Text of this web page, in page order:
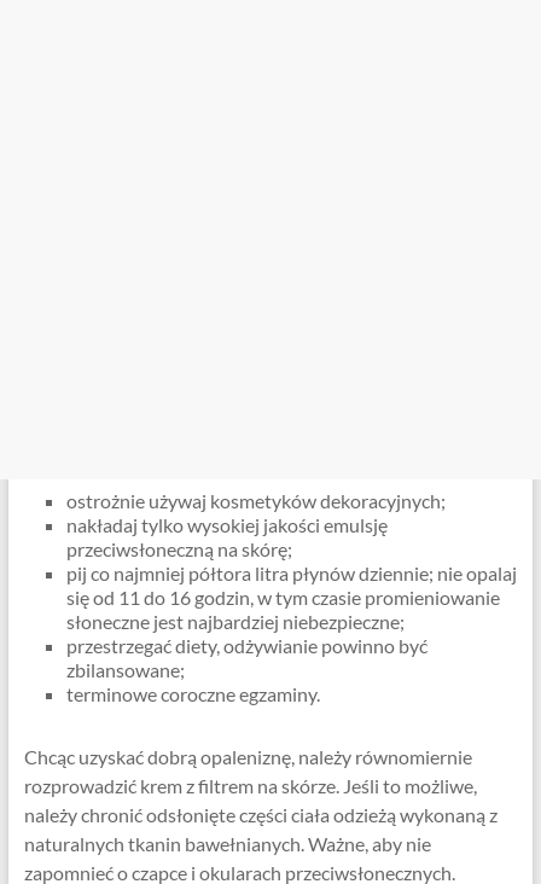
ostrożnie używaj kosmetyków dekoracyjnych;
nakładaj tylko wysokiej jakości emulsję
przeciwsłoneczną na skórę;
pij co najmniej półtora litra płynów dziennie; nie opalaj
się od 11 do 16 godzin, w tym czasie promieniowanie
słoneczne jest najbardziej niebezpieczne;
przestrzegać diety, odżywianie powinno być
zbilansowane;
terminowe coroczne egzaminy.
Chcąc uzyskać dobrą opaleniznę, należy równomiernie
rozprowadzić krem ​​z filtrem na skórze. Jeśli to możliwe,
należy chronić odsłonięte części ciała odzieżą wykonaną z
naturalnych tkanin bawełnianych. Ważne, aby nie
zapomnieć o czapce i okularach przeciwsłonecznych.